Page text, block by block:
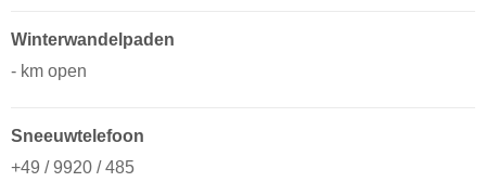
Winterwandelpaden
- km open
Sneeuwtelefoon
+49 / 9920 / 485